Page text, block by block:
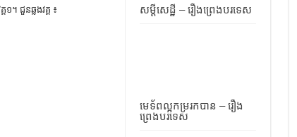
សម្តីសេដ្ឋី – រឿងព្រេងបរទេស
មេទ័ពល្អកម្ររកបាន – រឿង
ព្រេងបរទេស
គ១។ ជួនឆ្លងវគ្គ ៖